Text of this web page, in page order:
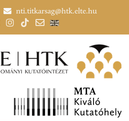
nti.titkarsag@htk.elte.hu